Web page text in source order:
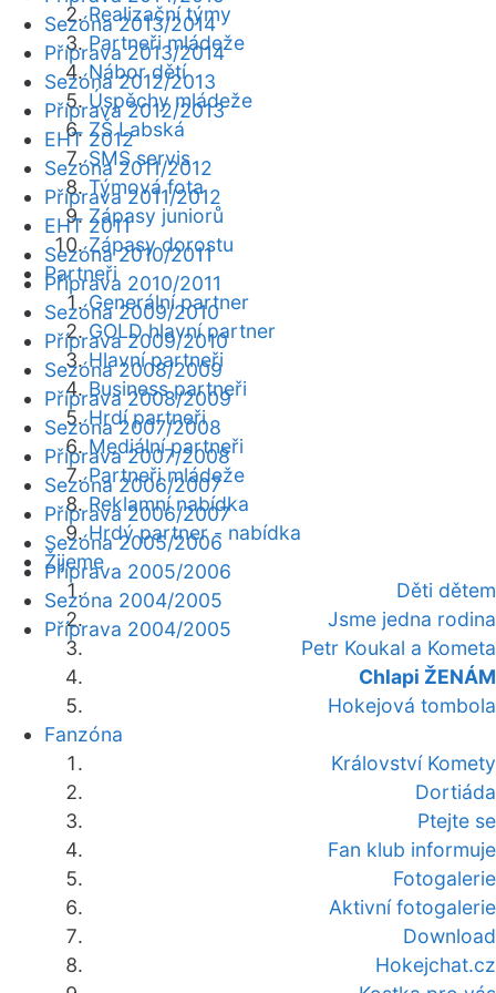
Realizační týmy
Partneři mládeže
Nábor dětí
Úspěchy mládeže
ZŠ Labská
SMS servis
Týmová fota
Zápasy juniorů
Zápasy dorostu
Partneři
Generální partner
GOLD hlavní partner
Hlavní partneři
Business partneři
Hrdí partneři
Mediální partneři
Partneři mládeže
Reklamní nabídka
Hrdý partner - nabídka
Žijeme
Děti dětem
Jsme jedna rodina
Petr Koukal a Kometa
Chlapi ŽENÁM
Hokejová tombola
Fanzóna
Království Komety
Dortiáda
Ptejte se
Fan klub informuje
Fotogalerie
Aktivní fotogalerie
Download
Hokejchat.cz
Sezóna 2013/2014
Příprava 2013/2014
Sezóna 2012/2013
Příprava 2012/2013
EHT 2012
Sezóna 2011/2012
Příprava 2011/2012
EHT 2011
Sezóna 2010/2011
Příprava 2010/2011
Sezóna 2009/2010
Příprava 2009/2010
Sezóna 2008/2009
Příprava 2008/2009
Sezóna 2007/2008
Příprava 2007/2008
Sezóna 2006/2007
Příprava 2006/2007
Sezóna 2005/2006
Příprava 2005/2006
Sezóna 2004/2005
Příprava 2004/2005